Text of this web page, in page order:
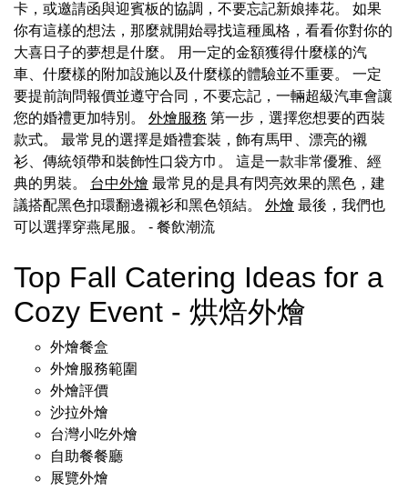
卡，或邀請函與迎賓板的協調，不要忘記新娘捧花。 如果
你有這樣的想法，那麼就開始尋找這種風格，看看你對你的
大喜日子的夢想是什麼。 用一定的金額獲得什麼樣的汽
車、什麼樣的附加設施以及什麼樣的體驗並不重要。 一定
要提前詢問報價並遵守合同，不要忘記，一輛超級汽車會讓
您的婚禮更加特別。 外燴服務 第一步，選擇您想要的西裝
款式。 最常見的選擇是婚禮套裝，飾有馬甲、漂亮的襯
衫、傳統領帶和裝飾性口袋方巾。 這是一款非常優雅、經
典的男裝。 台中外燴 最常見的是具有閃亮效果的黑色，建
議搭配黑色扣環翻邊襯衫和黑色領結。 外燴 最後，我們也
可以選擇穿燕尾服。 - 餐飲潮流
Top Fall Catering Ideas for a
Cozy Event - 烘焙外燴
外燴餐盒
外燴服務範圍
外燴評價
沙拉外燴
台灣小吃外燴
自助餐餐廳
展覽外燴